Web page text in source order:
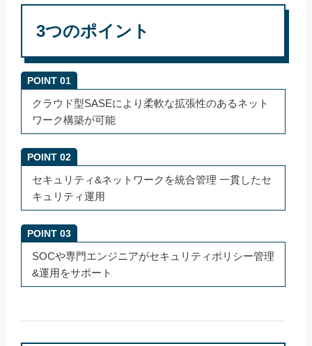
3つのポイント
POINT 01
クラウド型SASEにより柔軟な拡張性のあるネット
ワーク構築が可能
POINT 02
セキュリティ&ネットワークを統合管理 一貫したセ
キュリティ運用
POINT 03
SOCや専門エンジニアがセキュリティポリシー管理
&運用をサポート